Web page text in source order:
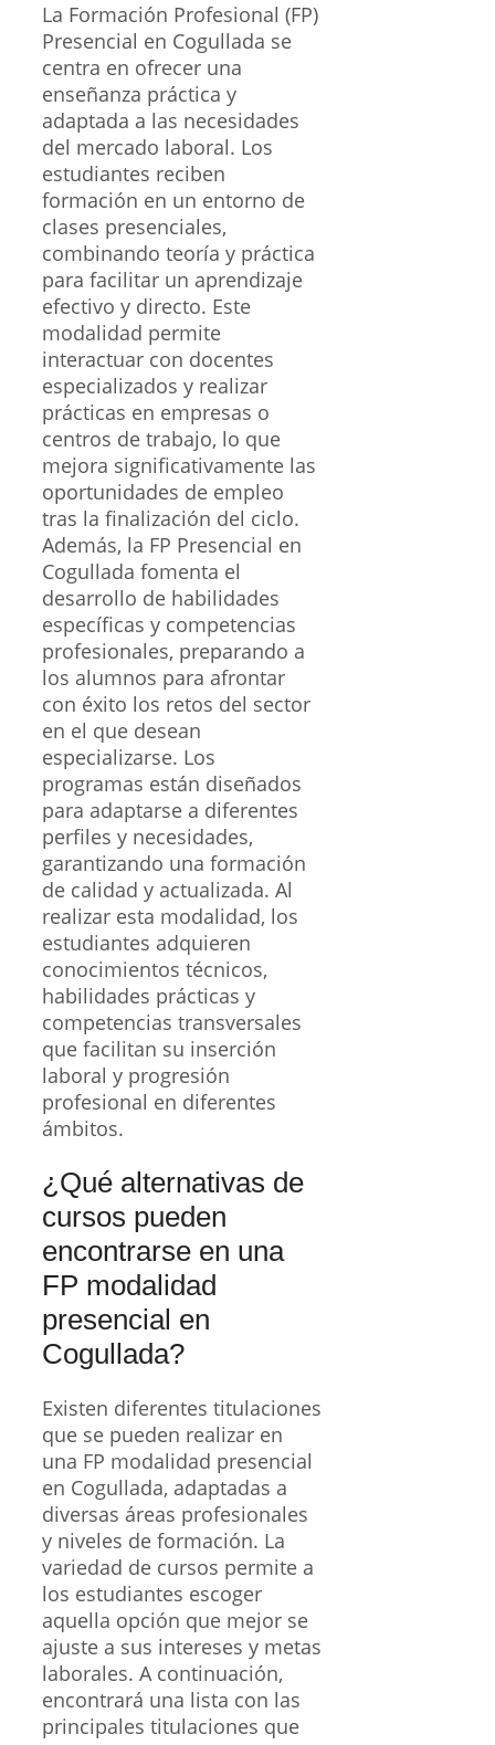
La Formación Profesional (FP)
Presencial en Cogullada se
centra en ofrecer una
enseñanza práctica y
adaptada a las necesidades
del mercado laboral. Los
estudiantes reciben
formación en un entorno de
clases presenciales,
combinando teoría y práctica
para facilitar un aprendizaje
efectivo y directo. Este
modalidad permite
interactuar con docentes
especializados y realizar
prácticas en empresas o
centros de trabajo, lo que
mejora significativamente las
oportunidades de empleo
tras la finalización del ciclo.
Además, la FP Presencial en
Cogullada fomenta el
desarrollo de habilidades
específicas y competencias
profesionales, preparando a
los alumnos para afrontar
con éxito los retos del sector
en el que desean
especializarse. Los
programas están diseñados
para adaptarse a diferentes
perfiles y necesidades,
garantizando una formación
de calidad y actualizada. Al
realizar esta modalidad, los
estudiantes adquieren
conocimientos técnicos,
habilidades prácticas y
competencias transversales
que facilitan su inserción
laboral y progresión
profesional en diferentes
ámbitos.
¿Qué alternativas de
cursos pueden
encontrarse en una
FP modalidad
presencial en
Cogullada?
Existen diferentes titulaciones
que se pueden realizar en
una FP modalidad presencial
en Cogullada, adaptadas a
diversas áreas profesionales
y niveles de formación. La
variedad de cursos permite a
los estudiantes escoger
aquella opción que mejor se
ajuste a sus intereses y metas
laborales. A continuación,
encontrará una lista con las
principales titulaciones que